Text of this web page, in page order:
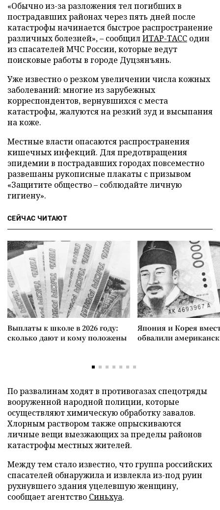
«Обычно из-за разложения тел погибших в
пострадавших районах через пять дней после
катастрофы начинается быстрое распространение
различных болезней», – сообщилИТАР-ТАСС один
из спасателей МЧС России, которые ведут
поисковые работы в городе Дуцзянъянь.
Уже известно о резком увеличении числа кожных
заболеваний: многие из зарубежных
корреспондентов, вернувшихся с места
катастрофы, жалуются на резкий зуд и высыпания
на коже.
Местные власти опасаются распространения
кишечных инфекций. Для предотвращения
эпидемии в пострадавших городах повсеместно
развешаны рукописные плакаты с призывом
«Защитите общество – соблюдайте личную
гигиену».
СЕЙЧАС ЧИТАЮТ
Выплаты к школе в 2026 году:
сколько дают и кому положены
Япония и Корея
обвалили
По развалинам ходят в противогазах спецотряды
вооруженной народной полиции, которые
осуществляют химическую обработку завалов.
Хлорным раствором также опрыскиваются
личные вещи выезжающих за пределы районов
катастрофы местных жителей.
Между тем стало известно, что группа российских
спасателей обнаружила и извлекла из-под руин
рухнувшего здания уцелевшую женщину,
сообщает агентство Синьхуа.